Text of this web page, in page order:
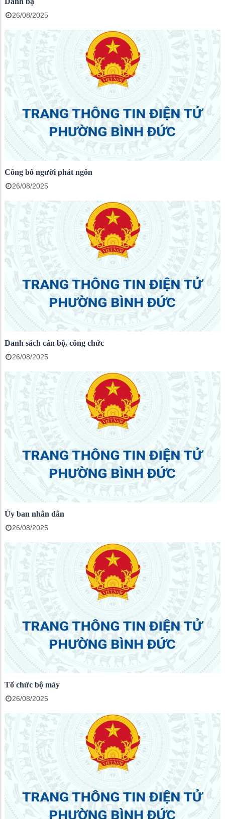
26/08/2025
Công bố người phát ngôn
26/08/2025
Danh sách cán bộ, công chức
26/08/2025
Ủy ban nhân dân
26/08/2025
Tổ chức bộ máy
26/08/2025